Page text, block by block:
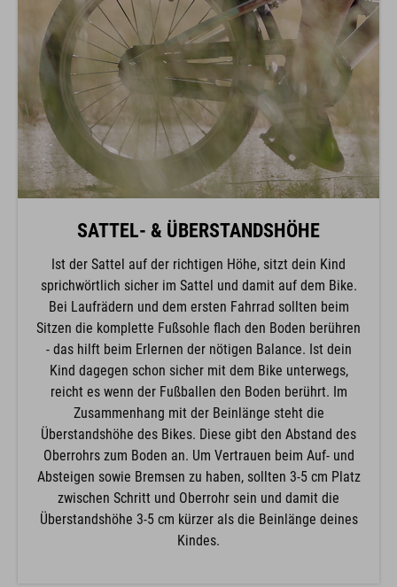
SATTEL- & ÜBERSTANDSHÖHE
Ist der Sattel auf der richtigen Höhe, sitzt dein Kind
sprichwörtlich sicher im Sattel und damit auf dem Bike.
Bei Laufrädern und dem ersten Fahrrad sollten beim
Sitzen die komplette Fußsohle flach den Boden berühren
- das hilft beim Erlernen der nötigen Balance. Ist dein
Kind dagegen schon sicher mit dem Bike unterwegs,
reicht es wenn der Fußballen den Boden berührt. Im
Zusammenhang mit der Beinlänge steht die
Überstandshöhe des Bikes. Diese gibt den Abstand des
Oberrohrs zum Boden an. Um Vertrauen beim Auf- und
Absteigen sowie Bremsen zu haben, sollten 3-5 cm Platz
zwischen Schritt und Oberrohr sein und damit die
Überstandshöhe 3-5 cm kürzer als die Beinlänge deines
Kindes.